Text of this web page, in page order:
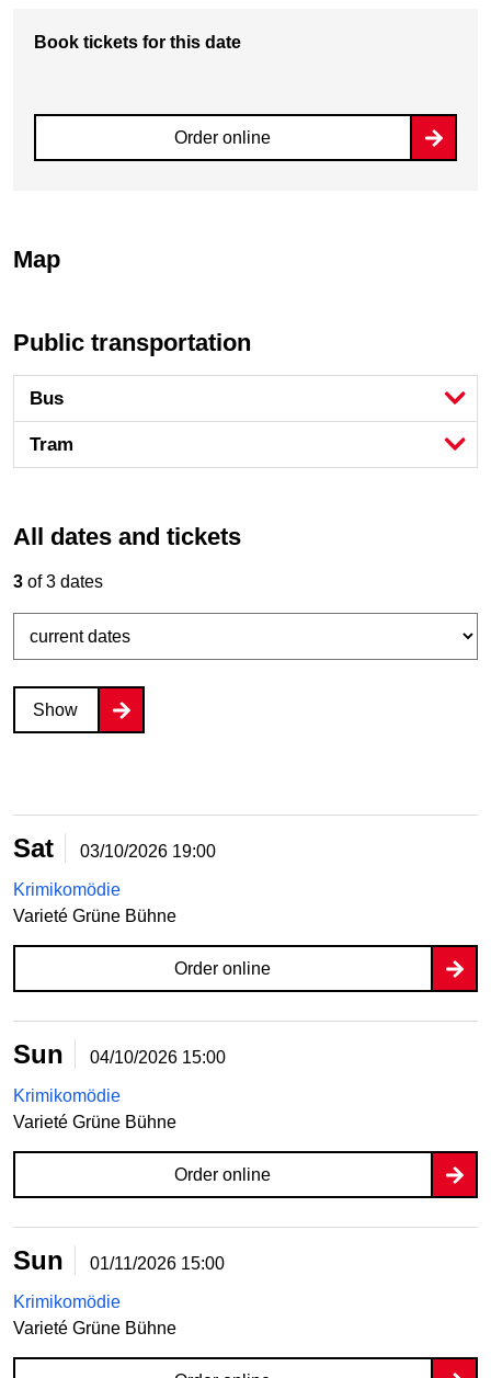
Book tickets for this date
Order online
Map
Public transportation
Bus
Tram
All dates and tickets
3 of 3 dates
Show
Sat 03/10/2026 19:00
Krimikomödie
Varieté Grüne Bühne
Order online
Sun 04/10/2026 15:00
Krimikomödie
Varieté Grüne Bühne
Order online
Sun 01/11/2026 15:00
Krimikomödie
Varieté Grüne Bühne